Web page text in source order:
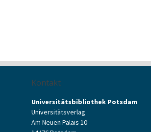
Kontakt
Universitätsbibliothek Potsdam
Universitätsverlag
Am Neuen Palais 10